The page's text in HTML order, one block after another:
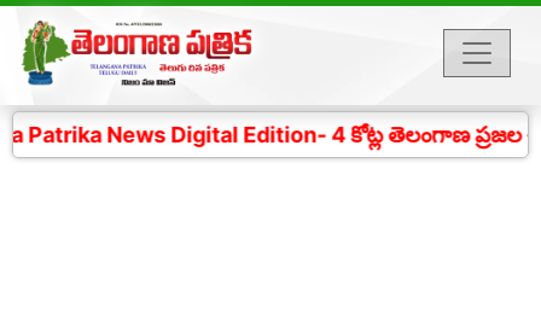
Patrika News Digital Edition- 4 కోట్ల తెలంగాణ